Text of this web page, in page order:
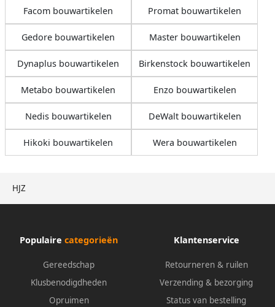
HJZ
Facom bouwartikelen Promat bouwartikelen
Gedore bouwartikelen Master bouwartikelen
Dynaplus bouwartikelen Birkenstock bouwartikelen
Metabo bouwartikelen Enzo bouwartikelen
Nedis bouwartikelen DeWalt bouwartikelen
Hikoki bouwartikelen Wera bouwartikelen
Populaire categorieën
Gereedschap
Klusbenodigdheden
Opruimen
Klantenservice
Retourneren & ruilen
Verzending & bezorging
Status van bestelling